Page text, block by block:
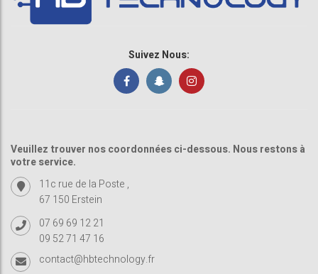
Suivez Nous:
Veuillez trouver nos coordonnées ci-dessous. Nous restons à
votre service.
11c rue de la Poste ,
67 150 Erstein
07 69 69 12 21
09 52 71 47 16
contact@hbtechnology.fr